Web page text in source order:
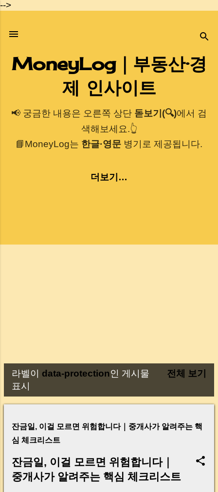
-->
기본 콘텐츠로 건너뛰기
MoneyLog｜부동산·경
제 인사이트
📢 궁금한 내용은 오른쪽 상단 돋보기(🔍)에서 검
색해보세요.👆
📘MoneyLog는 한글·영문 병기로 제공됩니다.
더보기…
글
라벨이 data-protection인 게시물
표시
전체 보기
잔금일, 이걸 모르면 위험합니다｜중개사가 알려주는 핵
심 체크리스트
잔금일, 이걸 모르면 위험합니다｜
중개사가 알려주는 핵심 체크리스트